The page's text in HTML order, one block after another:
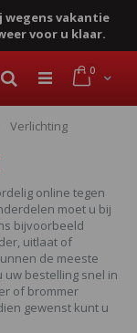
wegens vakantie
voor u klaar.
Cart
0
Zoek
Verlichting
online tegen
moet u bij
bijvoorbeeld
uitlaat of
de meeste
bestelling snel in
of brommer
gewenst kunt u